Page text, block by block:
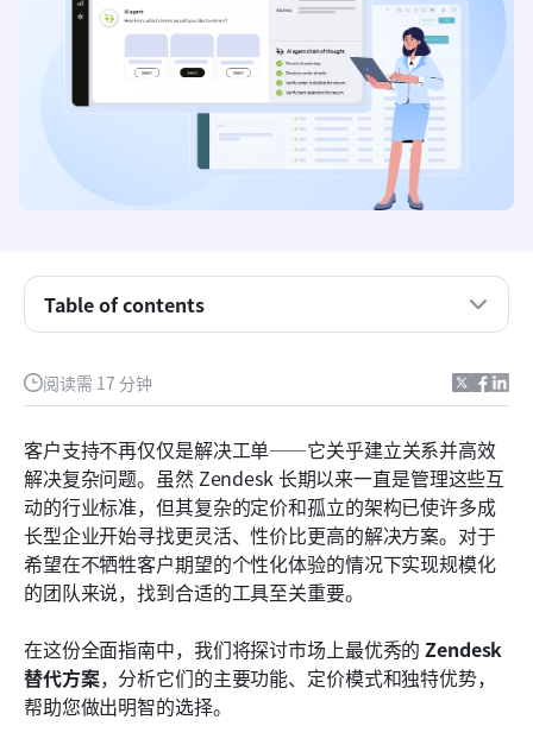
阅读需 17 分钟
客户支持不再仅仅是解决工单——它关乎建立关系并高效
解决复杂问题。虽然 Zendesk 长期以来一直是管理这些互
动的行业标准，但其复杂的定价和孤立的架构已使许多成
长型企业开始寻找更灵活、性价比更高的解决方案。对于
希望在不牺牲客户期望的个性化体验的情况下实现规模化
的团队来说，找到合适的工具至关重要。
在这份全面指南中，我们将探讨市场上最优秀的 Zendesk
替代方案，分析它们的主要功能、定价模式和独特优势，
帮助您做出明智的选择。
Table of contents
关键要点：Zendesk的最佳替代方案
最佳 Zendesk 替代方案概览
什么是Zendesk？
在 Zendesk 替代方案中应关注什么
10 个值得你了解的最佳 Zendesk 替代方案
为什么 Lark 在 Zendesk 的替代方案中脱颖而出
如何选择适合您业务的 Zendesk 替代方案
结论
常见问题